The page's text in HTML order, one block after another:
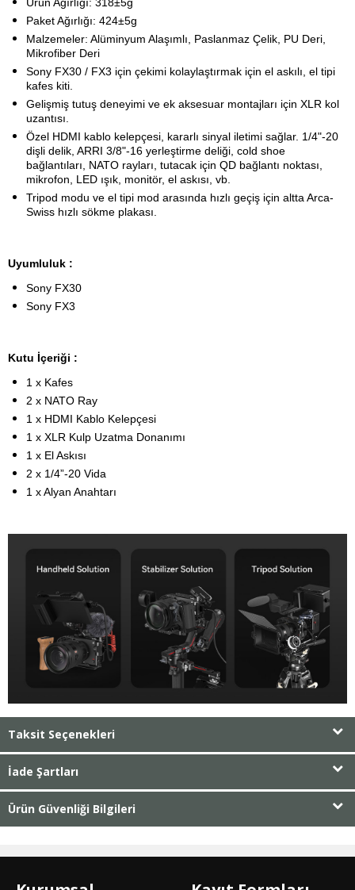
Paket Ağırlığı: 424±5g
Malzemeler: Alüminyum Alaşımlı, Paslanmaz Çelik, PU Deri,
Mikrofiber Deri
Sony FX30 / FX3 için çekimi kolaylaştırmak için el askılı, el tipi
kafes kiti.
Gelişmiş tutuş deneyimi ve ek aksesuar montajları için XLR kol
uzantısı.
Özel HDMI kablo kelepçesi, kararlı sinyal iletimi sağlar. 1/4"-20
dişli delik, ARRI 3/8"-16 yerleştirme deliği, cold shoe
bağlantıları, NATO rayları, tutacak için QD bağlantı noktası,
mikrofon, LED ışık, monitör, el askısı, vb.
Tripod modu ve el tipi mod arasında hızlı geçiş için altta Arca-
Swiss hızlı sökme plakası.
Uyumluluk :
Sony FX30
Sony FX3
Kutu İçeriği :
1 x Kafes
2 x NATO Ray
1 x HDMI Kablo Kelepçesi
1 x XLR Kulp Uzatma Donanımı
1 x El Askısı
2 x 1/4”-20 Vida
1 x Alyan Anahtarı
Taksit Seçenekleri
İade Şartları
Ürün Güvenliği Bilgileri